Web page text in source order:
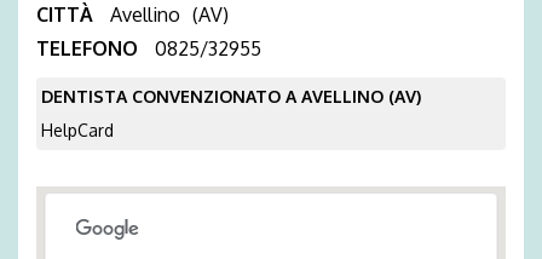
CITTÀ
Avellino (AV)
TELEFONO
0825/32955
DENTISTA CONVENZIONATO A AVELLINO (AV)
HelpCard